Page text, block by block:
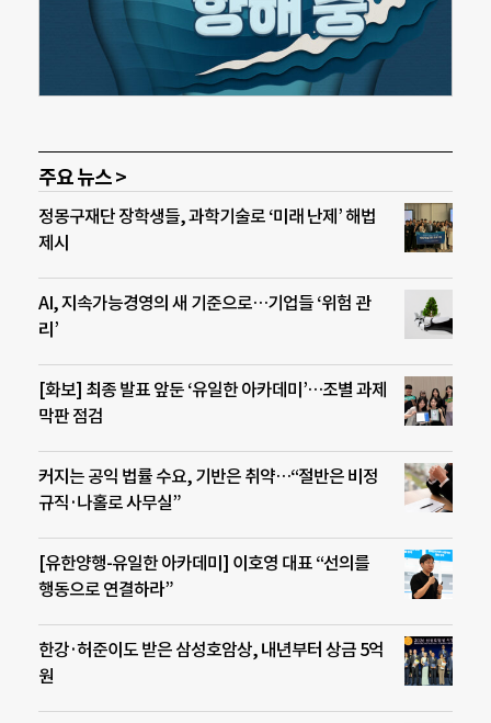
주요 뉴스 >
정몽구재단 장학생들, 과학기술로 ‘미래 난제’ 해법
제시
AI, 지속가능경영의 새 기준으로…기업들 ‘위험 관
리’
[화보] 최종 발표 앞둔 ‘유일한 아카데미’…조별 과제
막판 점검
커지는 공익 법률 수요, 기반은 취약…“절반은 비정
규직·나홀로 사무실”
[유한양행-유일한 아카데미] 이호영 대표 “선의를
행동으로 연결하라”
한강·허준이도 받은 삼성호암상, 내년부터 상금 5억
원